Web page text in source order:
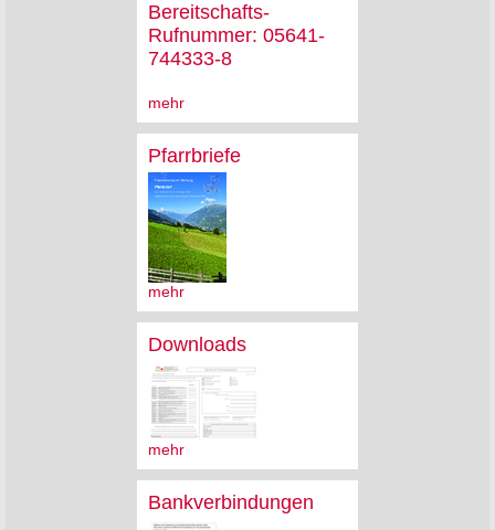
Bereitschafts-
Rufnummer: 05641-
744333-8
mehr
Pfarrbriefe
mehr
Downloads
mehr
Bankverbindungen